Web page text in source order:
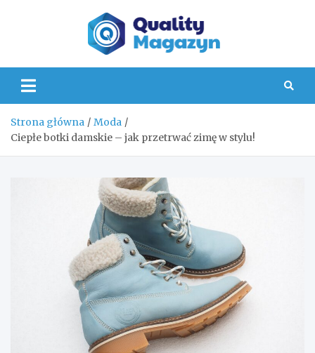
Strona główna
Moda
Ciepłe botki damskie – jak przetrwać zimę w stylu!